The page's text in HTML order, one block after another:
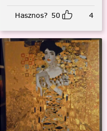
Hasznos? 50 4